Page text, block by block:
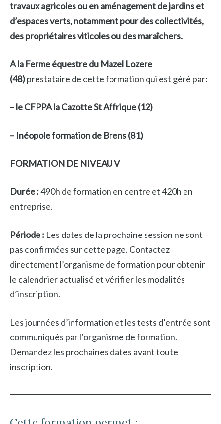
travaux agricoles ou en aménagement de jardins et
d’espaces verts, notamment pour des collectivités,
des propriétaires viticoles ou des maraîchers.
A la Ferme équestre du Mazel Lozere
(48)prestataire de cette formation qui est géré par:
– le CFPPA la Cazotte St Affrique (12)
– Inéopole formation de Brens (81)
FORMATION DE NIVEAU V
Durée :490h de formation en centre et 420h en
entreprise.
Période : Les dates de la prochaine session ne sont
pas confirmées sur cette page. Contactez
directement l’organisme de formation pour obtenir
le calendrier actualisé et vérifier les modalités
d’inscription.
Les journées d’information et les tests d’entrée sont
communiqués par l’organisme de formation.
Demandez les prochaines dates avant toute
inscription.